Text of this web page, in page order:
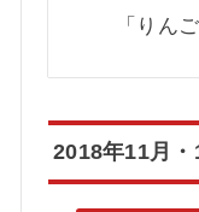
「りん
2018年11月・